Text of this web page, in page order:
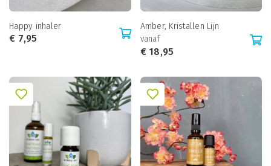
Happy inhaler
€ 7,95
Amber, Kristallen Lijn
vanaf
€18,95